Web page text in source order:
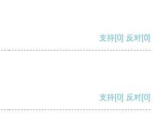
支持[0] 反对[0]
支持[0] 反对[0]